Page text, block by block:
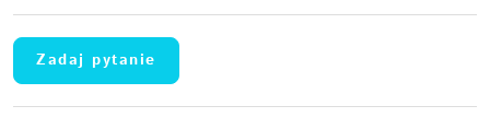
Zadaj pytanie